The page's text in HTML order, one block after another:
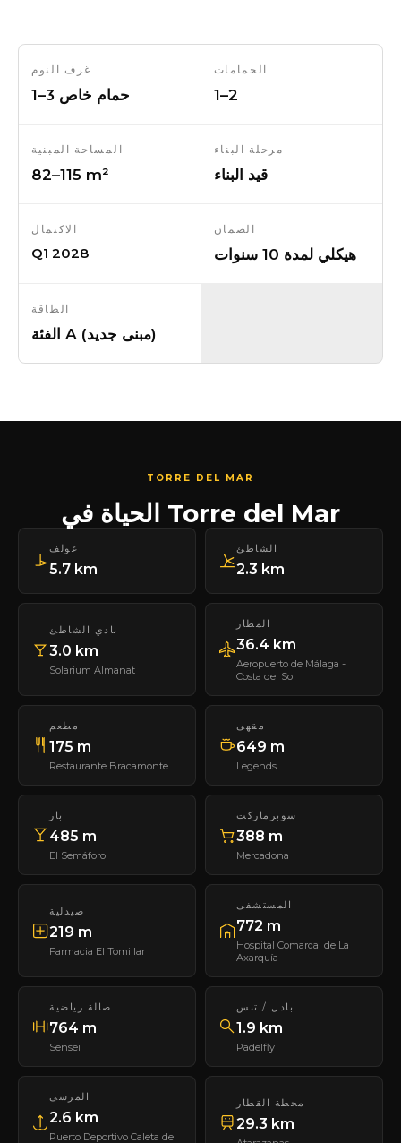
غرف النوم
1–3 حمام خاص
الحمامات
1–2
المساحة المبنية
82–115 m²
مرحلة البناء
قيد البناء
الاكتمال
Q1 2028
الضمان
هيكلي لمدة 10 سنوات
الطاقة
الفئة A (مبنى جديد)
TORRE DEL MAR
الحياة في Torre del Mar
غولف
5.7 km
الشاطئ
2.3 km
نادي الشاطئ
3.0 km
Solarium Almanat
المطار
36.4 km
Aeropuerto de Málaga -
Costa del Sol
مطعم
175 m
Restaurante Bracamonte
مقهى
649 m
Legends
بار
485 m
El Semáforo
سوبرماركت
388 m
Mercadona
صيدلية
219 m
Farmacia El Tomillar
المستشفى
772 m
Hospital Comarcal de La
Axarquía
صالة رياضية
764 m
Sensei
بادل / تنس
1.9 km
Padelfly
المرسى
2.6 km
Puerto Deportivo Caleta de
محطة القطار
29.3 km